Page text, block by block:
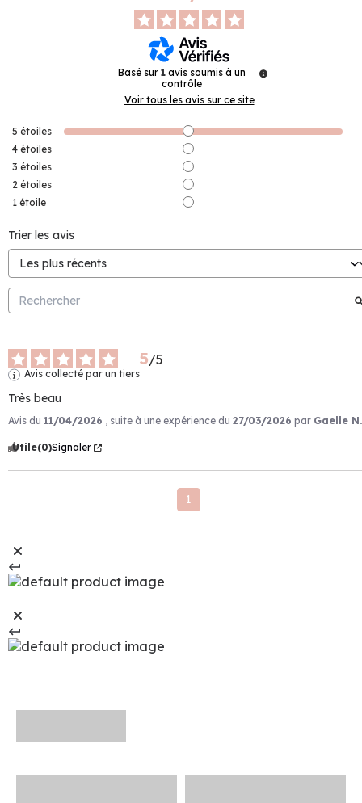
Basé sur 1 avis soumis à un
contrôle
Voir tous les avis sur ce site
5 étoiles
4 étoiles
3 étoiles
2 étoiles
1 étoile
Trier les avis
5/5
Avis collecté par un tiers
Très beau
Avis du 11/04/2026 , suite à une expérience du 27/03/2026 par Gaelle N.
Utile(0)Signaler
1